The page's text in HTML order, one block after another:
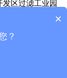
区过滤工业园
） 版权所有
×
？